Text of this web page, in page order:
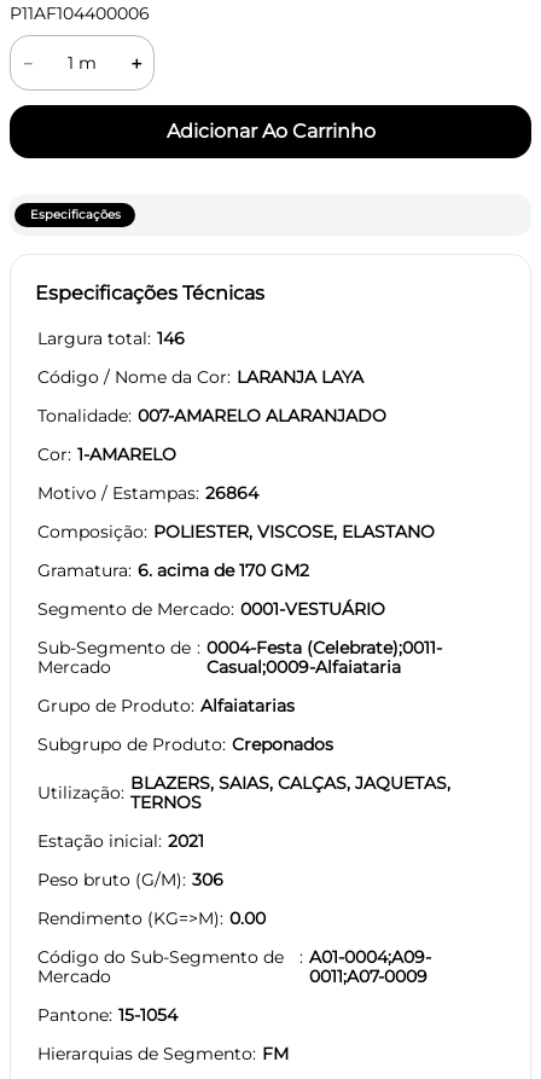
P11AF104400006
＋
－
Especificações
Especificações Técnicas
Largura total 146
Código / Nome da Cor LARANJA LAYA
Tonalidade 007-AMARELO ALARANJADO
Cor 1-AMARELO
Motivo / Estampas 26864
Composição POLIESTER, VISCOSE, ELASTANO
Gramatura 6. acima de 170 GM2
Segmento de Mercado 0001-VESTUÁRIO
Sub-Segmento de
Mercado
0004-Festa (Celebrate);0011-
Casual;0009-Alfaiataria
Grupo de Produto Alfaiatarias
Subgrupo de Produto Creponados
Utilização BLAZERS, SAIAS, CALÇAS, JAQUETAS,
TERNOS
Estação inicial 2021
Peso bruto (G/M) 306
Rendimento (KG=>M) 0.00
Código do Sub-Segmento de
Mercado
A01-0004;A09-
0011;A07-0009
Pantone 15-1054
Hierarquias de Segmento FM